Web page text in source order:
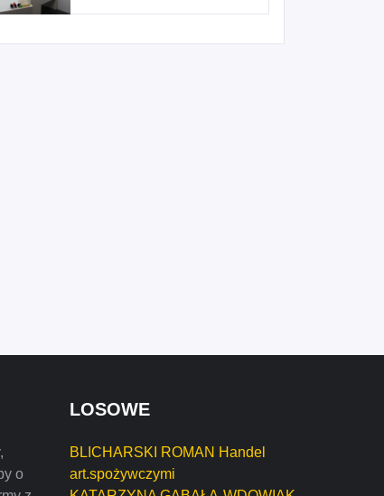
o
LOSOWE
BLICHARSKI ROMAN Handel
art.spożywczymi